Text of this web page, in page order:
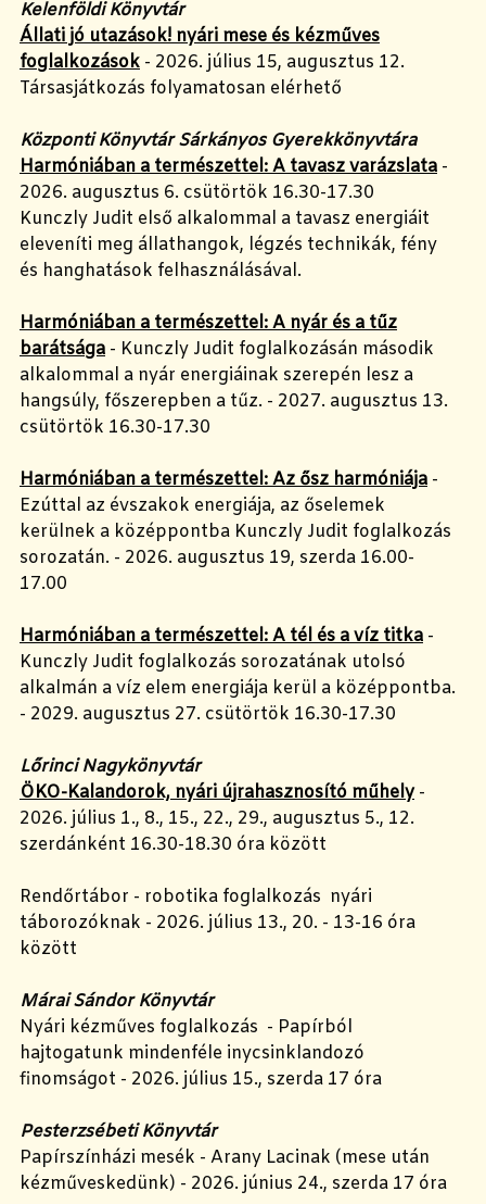
Kelenföldi Könyvtár
Állati jó utazások! nyári mese és kézműves
foglalkozások - 2026. július 15, augusztus 12.
Társasjátkozás folyamatosan elérhető
Központi Könyvtár Sárkányos Gyerekkönyvtára
Harmóniában a természettel: A tavasz varázslata -
2026. augusztus 6. csütörtök 16.30-17.30
Kunczly Judit első alkalommal a tavasz energiáit
eleveníti meg állathangok, légzés technikák, fény
és hanghatások felhasználásával.
Harmóniában a természettel: A nyár és a tűz
barátsága - Kunczly Judit foglalkozásán második
alkalommal a nyár energiáinak szerepén lesz a
hangsúly, főszerepben a tűz. - 2027. augusztus 13.
csütörtök 16.30-17.30
Harmóniában a természettel: Az ősz harmóniája -
Ezúttal az évszakok energiája, az őselemek
kerülnek a középpontba Kunczly Judit foglalkozás
sorozatán. - 2026. augusztus 19, szerda 16.00-
17.00
Harmóniában a természettel: A tél és a víz titka -
Kunczly Judit foglalkozás sorozatának utolsó
alkalmán a víz elem energiája kerül a középpontba.
- 2029. augusztus 27. csütörtök 16.30-17.30
Lőrinci Nagykönyvtár
ÖKO-Kalandorok, nyári újrahasznosító műhely-
2026. július 1., 8., 15., 22., 29., augusztus 5., 12.
szerdánként 16.30-18.30 óra között
Rendőrtábor - robotika foglalkozás nyári
táborozóknak - 2026. július 13., 20. - 13-16 óra
között
Márai Sándor Könyvtár
Nyári kézműves foglalkozás - Papírból
hajtogatunk mindenféle inycsinklandozó
finomságot - 2026. július 15., szerda 17 óra
Pesterzsébeti Könyvtár
Papírszínházi mesék - Arany Lacinak (mese után
kézműveskedünk) - 2026. június 24., szerda 17 óra